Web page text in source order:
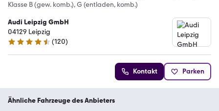
Klasse B (gew. komb.), G (entladen, komb.)
Audi Leipzig GmbH
04129 Leipzig
4.4 Sterne
(120)
Kontakt Parken
Ähnliche Fahrzeuge des Anbieters